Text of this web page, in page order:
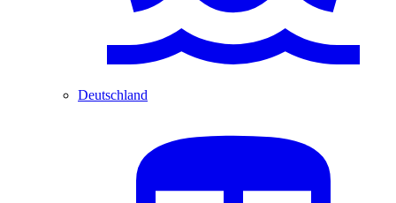
Deutschland